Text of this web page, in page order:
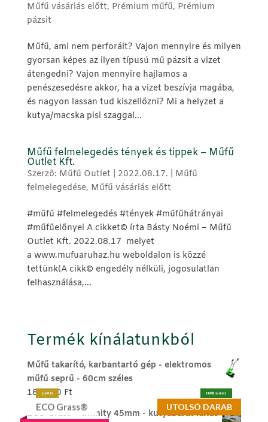
Műfű vásárlás előtt, Prémium műfű, Prémium
pázsit
Műfű, ami nem perforált? Vajon mennyire és milyen
gyorsan képes az ilyen típusú mű pázsit a vizet
átengedni? Vajon mennyire hajlamos a
penészesedésre akkor, ha a vizet beszívja magába,
és nagyon lassan tud kiszellőzni? Mi a helyzet a
kutya/macska pisi szaggal...
Műfű felmelegedés tények és tippek – Műfű
Outlet Kft.
Szerző: Műfű Outlet 2022.08.17.
Műfű
felmelegedése, Műfű vásárlás előtt
#műfű #felmelegedés #tények #műfűhátrányai
#műfűelőnyei A cikket©️ írta Básty Noémi – Műfű
Outlet Kft. 2022.08.17 melyet
a www.mufuaruhaz.hu weboldalon is közzé
tettünk(A cikk©️ engedély nélküli, jogosulatlan
felhasználása,...
Termék kínálatunkból
Műfű takarító, karbantartó gép - elektromos
műfű seprű - 60cm széles
189.990 Ft
ECO Grass®
LUXUS
UTOLSÓ DARAB
NYÁRI (sötét)
ECO Grass ® Infinity 45mm - kutyabarát luxus